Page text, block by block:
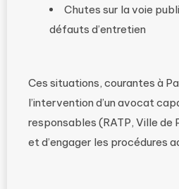
Chutes sur la voie
défauts d’entretien
Ces situations, courantes à
l’intervention d’un avocat
responsables (RATP, Ville
et d’engager les procédures